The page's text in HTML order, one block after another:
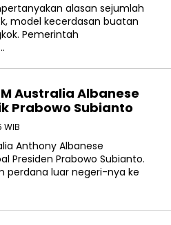
alasan sejumlah
model kecerdasan buatan
Pemerintah
Australia Albanese
Prabowo Subianto
WIB
Anthony Albanese
Presiden Prabowo Subianto.
perdana luar negeri-nya ke